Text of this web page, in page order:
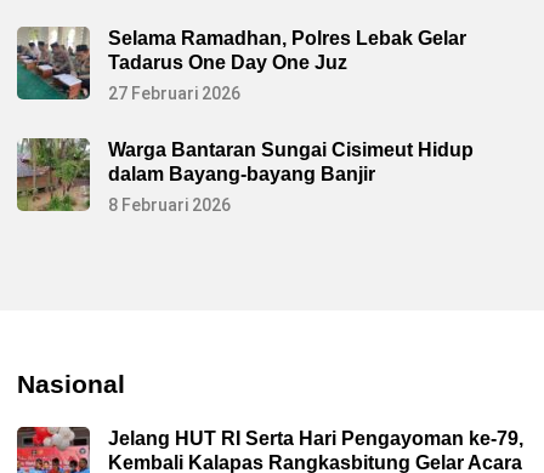
Selama Ramadhan, Polres Lebak Gelar
Tadarus One Day One Juz
27 Februari 2026
Warga Bantaran Sungai Cisimeut Hidup
dalam Bayang-bayang Banjir
8 Februari 2026
Nasional
Jelang HUT RI Serta Hari Pengayoman ke-79,
Kembali Kalapas Rangkasbitung Gelar Acara